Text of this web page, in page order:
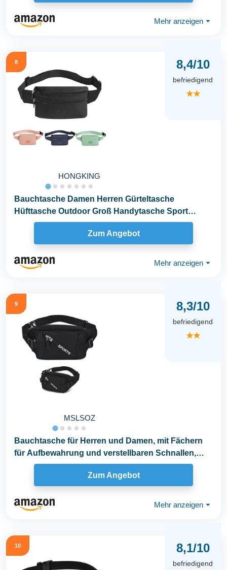
Mehr anzeigen ⏷
8
HONGKING
8,4/10
befriedigend
★★
Bauchtasche Damen Herren Gürteltasche
Hüfttasche Outdoor Groß Handytasche Sport
Wasserdicht...
Zum Angebot
Mehr anzeigen ⏷
9
MSLSOZ
8,3/10
befriedigend
★★
Bauchtasche für Herren und Damen, mit Fächern
für Aufbewahrung und verstellbaren Schnallen,
ideal...
Zum Angebot
Mehr anzeigen ⏷
10 8,1/10
befriedigend